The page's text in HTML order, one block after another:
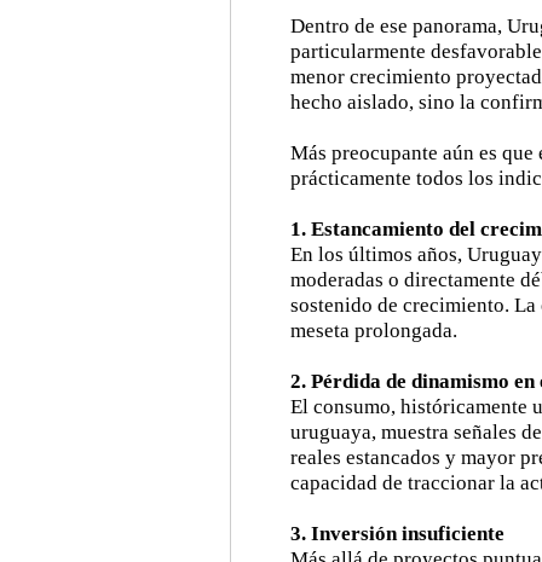
Dentro de ese panorama,
particularmente
menor crecimiento
hecho aislado, sino la
Más preocupante aún es
prácticamente todos los
1. Estancamiento del
En los últimos años,
moderadas o directamente
sostenido de crecimiento.
meseta prolongada.
2. Pérdida de dinamismo
El consumo, históricamente
uruguaya, muestra señales
reales estancados y mayor
capacidad de traccionar la
3. Inversión insuficiente